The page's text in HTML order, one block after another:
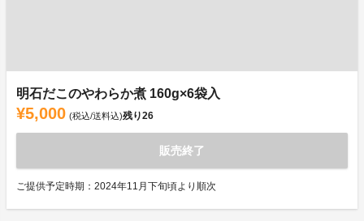
明石だこのやわらか煮 160g×6袋入
¥5,000 (税込/送料込)残り26
販売終了
ご提供予定時期：2024年11月下旬頃より順次